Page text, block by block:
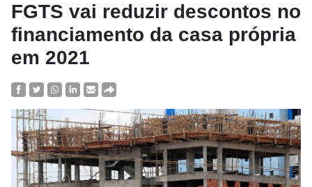
FGTS vai reduzir descontos no
financiamento da casa própria
em 2021